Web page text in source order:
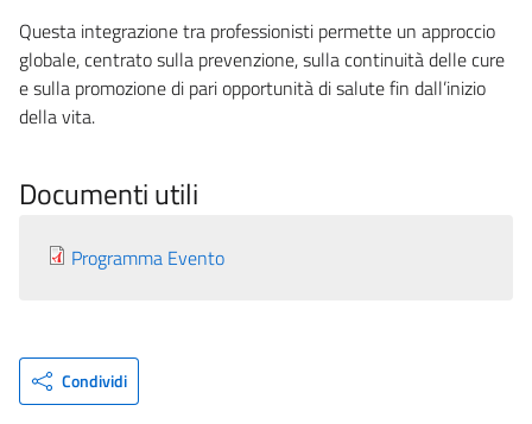
Questa integrazione tra professionisti permette un approccio
globale, centrato sulla prevenzione, sulla continuità delle cure
e sulla promozione di pari opportunità di salute fin dall’inizio
della vita.
Documenti utili
Programma Evento
Condividi